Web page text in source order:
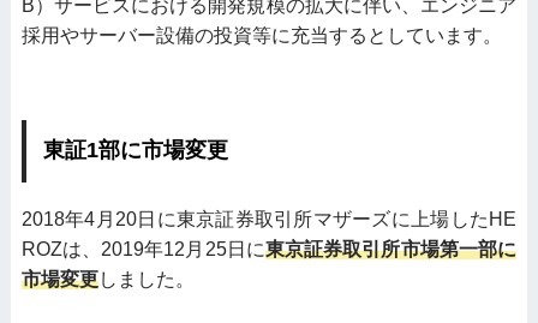
B）サービスにおける開発規模の拡大に伴い、エンジニア
採用やサーバー設備の投資等に充当するとしています。
東証1部に市場変更
2018年4月20日に東京証券取引所マザーズに上場したHE
ROZは、2019年12月25日に東京証券取引所市場第一部に
市場変更しました。